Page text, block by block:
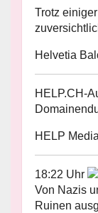
Trotz
Helvetia
HELP.CH-
HELP
18:22 Uhr
Von Nazis
Ruinen